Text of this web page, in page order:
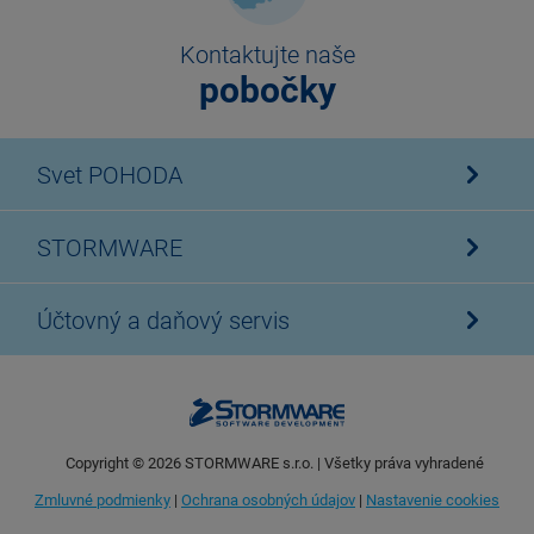
Kontaktujte naše
pobočky
Svet POHODA
STORMWARE
Účtovný a daňový servis
Copyright © 2026STORMWARE s.r.o. | Všetky práva vyhradené
Zmluvné podmienky | Ochrana osobných údajov | Nastavenie cookies